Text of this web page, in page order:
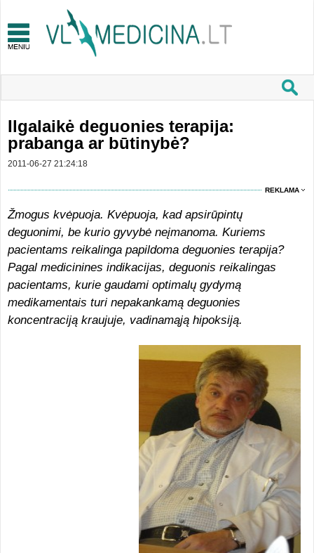
Ilgalaikė deguonies terapija:
prabanga ar būtinybė?
2011-06-27 21:24:18
REKLAMA
Žmogus kvėpuoja. Kvėpuoja, kad apsirūpintų
deguonimi, be kurio gyvybė neįmanoma. Kuriems
pacientams reikalinga papildoma deguonies terapija?
Pagal medicinines indikacijas, deguonis reikalingas
pacientams, kurie gaudami optimalų gydymą
medikamentais turi nepakankamą deguonies
koncentraciją kraujuje, vadinamąją hipoksiją.